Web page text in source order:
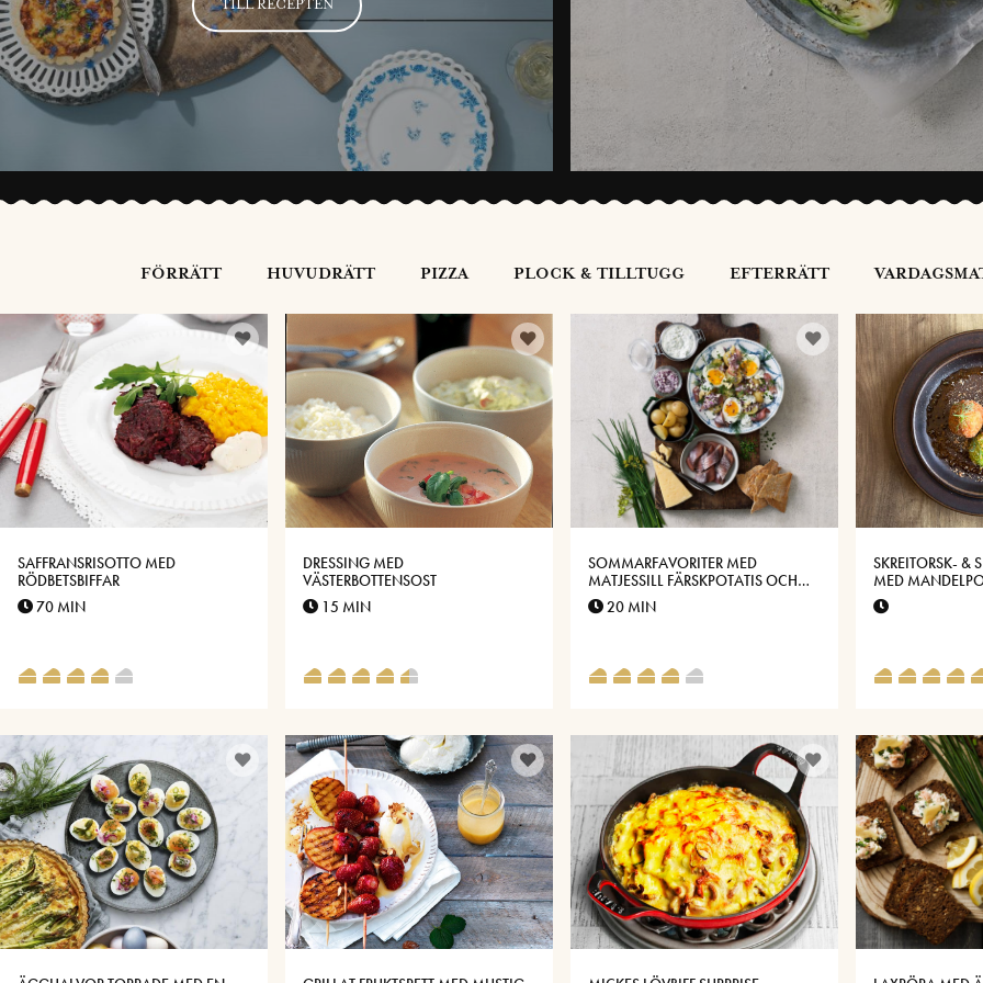
TILL RECEPTEN
FÖRRÄTT HUVUDRÄTT PIZZA PLOCK & TILLTUGG EFTERRÄTT
SAFFRANSRISOTTO MED
RÖDBETSBIFFAR
70 MIN
DRESSING MED
VÄSTERBOTTENSOST
15 MIN
SOMMARFAVORITER MED
MATJESSILL FÄRSKPOTATIS OCH
VÄSTERBOTTENSOST®
20 MIN
SKREITORSK- &
MED